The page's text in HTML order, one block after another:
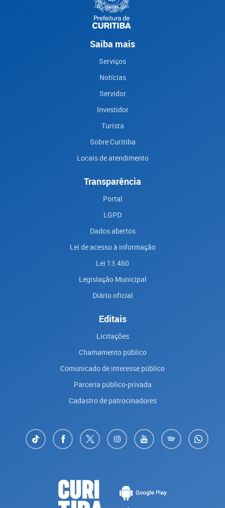
Saiba mais
Serviços
Notícias
Servidor
Investidor
Turista
Sobre Curitiba
Locais de atendimento
Transparência
Portal
LGPD
Dados abertos
Lei de acesso à informação
Lei 13.460
Legislação Municipal
Diário oficial
Editais
Licitações
Chamamento público
Comunicado de interesse público
Parceria público-privada
Cadastro de patrocinadores